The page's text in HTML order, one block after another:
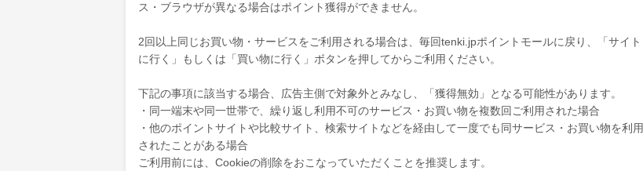
ス・ブラウザが異なる場合はポイント獲得ができません。
2回以上同じお買い物・サービスをご利用される場合は、毎回tenki.jpポイントモールに戻り、「サイト
に行く」もしくは「買い物に行く」ボタンを押してからご利用ください。
下記の事項に該当する場合、広告主側で対象外とみなし、「獲得無効」となる可能性があります。
・同一端末や同一世帯で、繰り返し利用不可のサービス・お買い物を複数回ご利用された場合
・他のポイントサイトや比較サイト、検索サイトなどを経由して一度でも同サービス・お買い物を利用
されたことがある場合
ご利用前には、Cookieの削除をおこなっていただくことを推奨します。